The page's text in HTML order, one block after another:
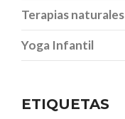
Terapias naturales
Yoga Infantil
ETIQUETAS